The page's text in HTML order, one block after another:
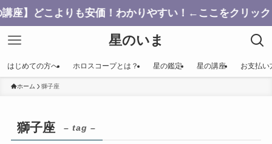
りも安価！わかりやすい！←ここをクリック
星のいま
はじめての方へ ホロスコープとは？ 星の鑑定 星の講座 お支払い
ホーム 獅子座
獅子座 – tag –